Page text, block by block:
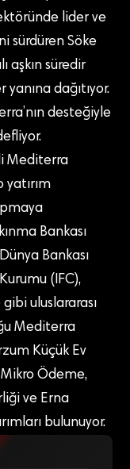
lider ve
sürdüren Söke
aşkın süredir
dağıtıyor.
desteğiyle
Mediterra
Bankası
Bankası
(IFC),
uluslararası
Mediterra
Küçük Ev
Mikro Ödeme,
ve Erna
bulunuyor.